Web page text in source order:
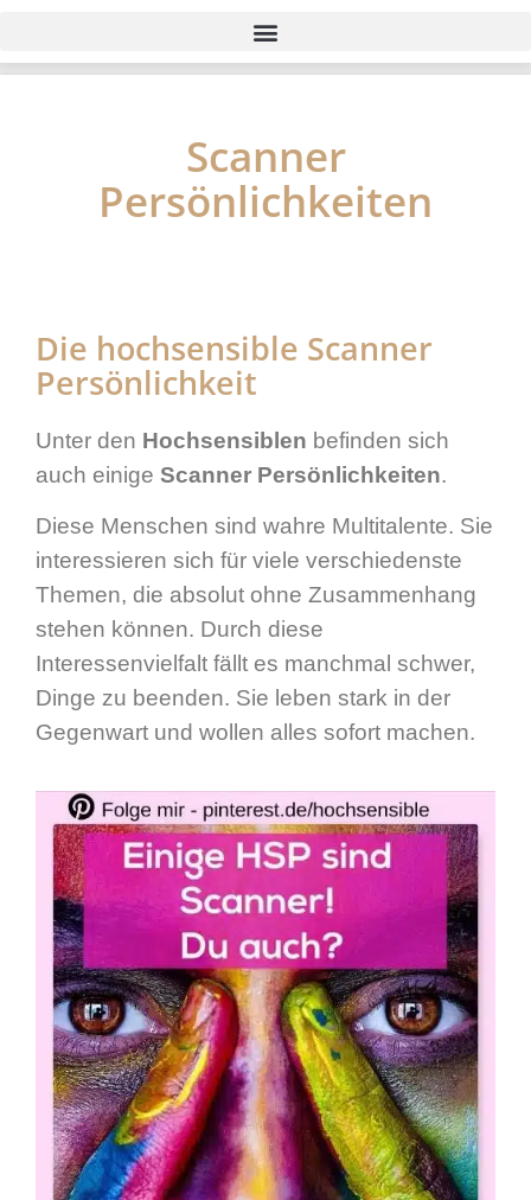
Scanner
Persönlichkeiten
Die hochsensible Scanner
Persönlichkeit
Unter den Hochsensiblen befinden sich
auch einige Scanner Persönlichkeiten.
Diese Menschen sind wahre Multitalente. Sie
interessieren sich für viele verschiedenste
Themen, die absolut ohne Zusammenhang
stehen können. Durch diese
Interessenvielfalt fällt es manchmal schwer,
Dinge zu beenden. Sie leben stark in der
Gegenwart und wollen alles sofort machen.